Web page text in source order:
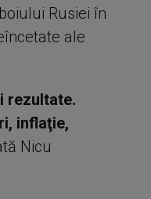
Rusiei în
ale
rezultate.
inflaţie,
Nicu